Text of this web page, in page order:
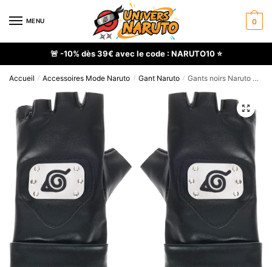
MENU 0
🚨 -10% dès 39€ avec le code : NARUTO10 ⭐
Accueil / Accessoires Mode Naruto / Gant Naruto / Gants noirs Naruto Kakashi avec écusson Konoha
🔍